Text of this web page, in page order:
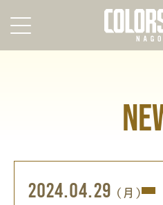
2024.04.29 (月)